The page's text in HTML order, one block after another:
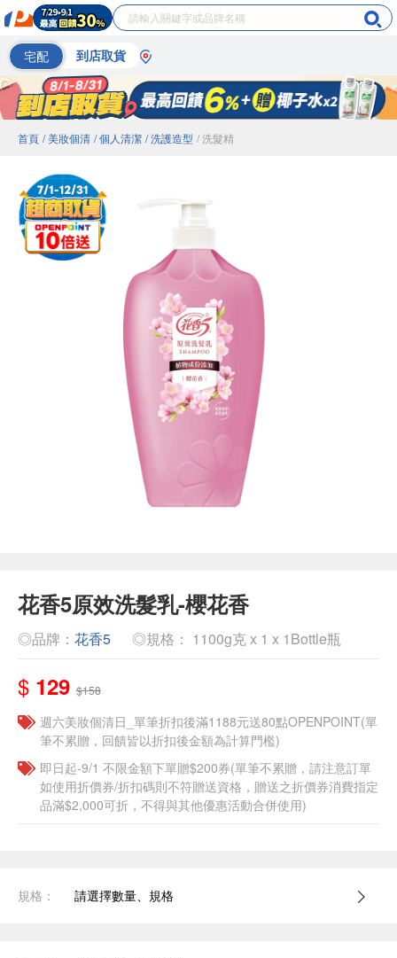
宅配 到店取貨
首頁 / 美妝個清 / 個人清潔 / 洗護造型 / 洗髮精
花香5原效洗髮乳-櫻花香
◎品牌： 花香5 ◎規格： 1100g克 x 1 x 1Bottle瓶
$ 129 $158
週六美妝個清日_單筆折扣後滿1188元送80點OPENPOINT(單
筆不累贈，回饋皆以折扣後金額為計算門檻)
即日起-9/1 不限金額下單贈$200券(單筆不累贈，請注意訂單
如使用折價券/折扣碼則不符贈送資格，贈送之折價券消費指定
品滿$2,000可折，不得與其他優惠活動合併使用)
規格： 請選擇數量、規格